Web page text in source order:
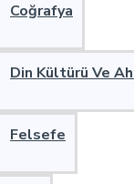
Coğrafya
Din Kültürü Ve
Felsefe